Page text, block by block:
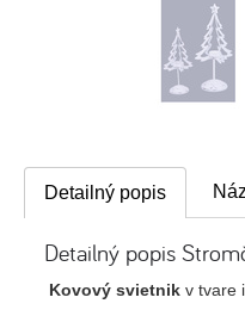
Detailný popis
Detailný popis
Kovový svietnik v tvare